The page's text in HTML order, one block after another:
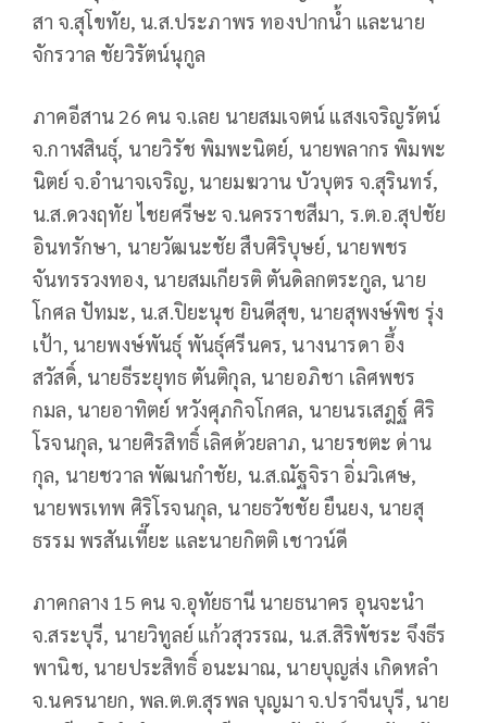
สา จ.สุโขทัย, น.ส.ประภาพร ทองปากน้ำ และนาย
จักรวาล ชัยวิรัตน์นุกูล
ภาคอีสาน 26 คน จ.เลย นายสมเจตน์ แสงเจริญรัตน์
จ.กาฬสินธุ์, นายวิรัช พิมพะนิตย์, นายพลากร พิมพะ
นิตย์ จ.อำนาจเจริญ, นายมฆวาน บัวบุตร จ.สุรินทร์,
น.ส.ดวงฤทัย ไชยศรีษะ จ.นครราชสีมา, ร.ต.อ.สุปชัย
อินทรักษา, นายวัฒนะชัย สืบศิริบุษย์, นายพชร
จันทรรวงทอง, นายสมเกียรติ ตันดิลกตระกูล, นาย
โกศล ปัทมะ, น.ส.ปิยะนุช ยินดีสุข, นายสุพงษ์พิช รุ่ง
เป้า, นายพงษ์พันธุ์ พันธุ์ศรีนคร, นางนารดา อึ้ง
สวัสดิ์, นายธีระยุทธ ตันติกุล, นายอภิชา เลิศพชร
กมล, นายอาทิตย์ หวังศุภกิจโกศล, นายนรเสฎฐ์ ศิริ
โรจนกุล, นายศิรสิทธิ์ เลิศด้วยลาภ, นายรชตะ ด่าน
กุล, นายชวาล พัฒนกำชัย, น.ส.ณัฐจิรา อิ่มวิเศษ,
นายพรเทพ ศิริโรจนกุล, นายธวัชชัย ยืนยง, นายสุ
ธรรม พรสันเที๊ยะ และนายกิตติ เชาวน์ดี
ภาคกลาง 15 คน จ.อุทัยธานี นายธนาคร อุนจะนำ
จ.สระบุรี, นายวิทูลย์ แก้วสุวรรณ, น.ส.สิริพัชระ จึงธีร
พานิช, นายประสิทธิ์ อนะมาณ, นายบุญส่ง เกิดหลำ
จ.นครนายก, พล.ต.ต.สุรพล บุญมา จ.ปราจีนบุรี, นาย